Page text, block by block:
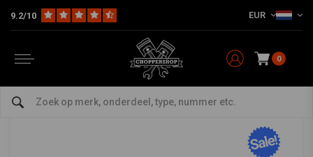
9.2/10 EUR
0
Multi-fit Verlichting Bar End Knipperlichten m≈Ωt Stuurgewicht
Bar End Knipperlichten m≈Ωt Stuurgewicht